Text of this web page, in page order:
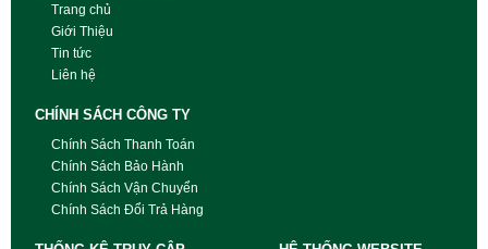
Trang chủ
Giới Thiệu
Tin tức
Liên hệ
CHÍNH SÁCH CÔNG TY
Chính Sách Thanh Toán
Chính Sách Bảo Hành
Chính Sách Vận Chuyển
Chính Sách Đổi Trả Hàng